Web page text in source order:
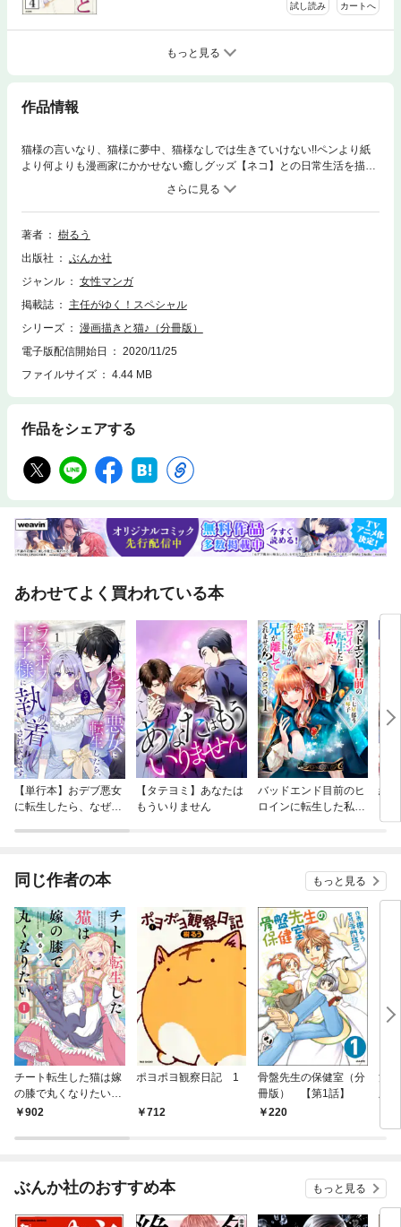
試し読み カートへ
もっと見る
作品情報
猫様の言いなり、猫様に夢中、猫様なしでは生きていけない!!ペンより紙
より何よりも漫画家にかかせない癒しグッズ【ネコ】との日常生活を描い
たモフ萌えエッセイコミック!!猫中毒・猫忠愛・猫中心、三大猫チュー作
家・樹るうが描く、猫まっしぐらコミック！
著者
樹るう
出版社
ぶんか社
ジャンル
女性マンガ
掲載誌
主任がゆく！スペシャル
シリーズ
漫画描きと猫♪（分冊版）
電子版配信開始日
2020/11/25
ファイルサイズ
4.44 MB
作品をシェアする
あわせてよく買われている本
【単行本】おデブ悪女
に転生したら、なぜか
【タテヨミ】あなたは
もういりません
バッドエンド目前のヒ
ロインに転生した私、
結
同じ作者の本 もっと見る
チート転生した猫は嫁
の膝で丸くなりたい
(1)902
ポヨポヨ観察日記 1
712
骨盤先生の保健室（分
冊版） 【第1話】
220
漫
版
ぶんか社のおすすめ本 もっと見る